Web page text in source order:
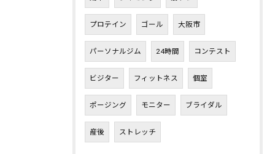
プロテイン ゴール 大阪市
パーソナルジム 24時間 コンテスト
ビジター フィットネス 個室
ポージング モニター ブライダル
産後 ストレッチ